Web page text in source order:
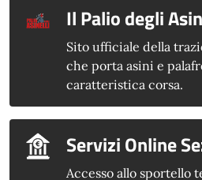
Il Palio degli
Sito ufficiale della
che porta asini e
caratteristica corsa.
Servizi Online
Accesso allo sportello